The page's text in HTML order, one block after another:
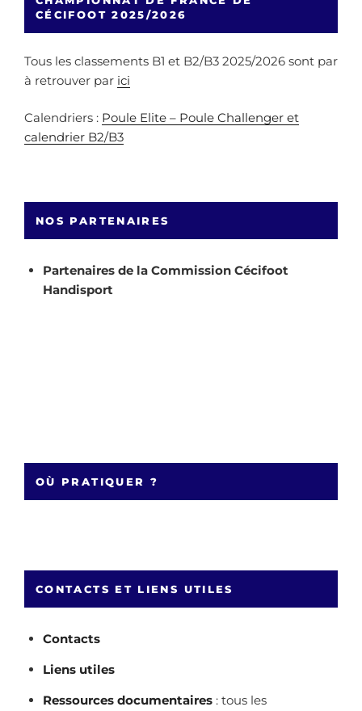
CÉCIFOOT 2025/2026
Tous les classements B1 et B2/B3 2025/2026 sont par
à retrouver par ici
Calendriers : Poule Elite – Poule Challenger et
calendrier B2/B3
NOS PARTENAIRES
Partenaires de la Commission Cécifoot
Handisport
OÙ PRATIQUER ?
CONTACTS ET LIENS UTILES
Contacts
Liens utiles
Ressources documentaires : tous les